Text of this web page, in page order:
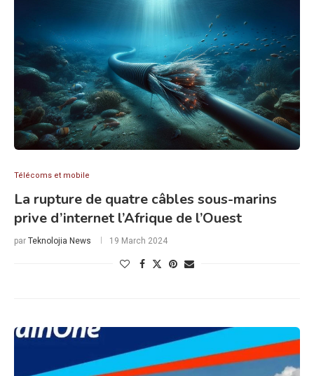
Télécoms et mobile
La rupture de quatre câbles sous-marins
prive d’internet l’Afrique de l’Ouest
par Teknolojia News 19 March 2024